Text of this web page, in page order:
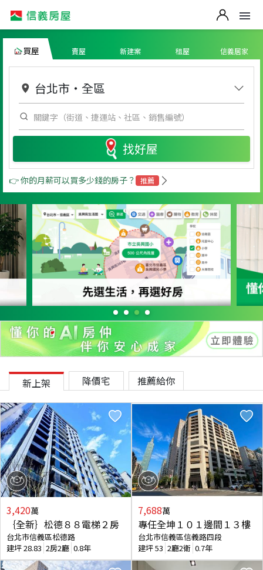
買屋 賣屋 新建案 租屋 信義居家
台北市 ・ 全區
找好屋
👉 你的月薪可以買多少錢的房子？ 推薦
新上架 降價宅 推薦給你
3,420萬
｛全新｝松德８８電梯２房
台北市信義區松德路
建坪28.83 2房2廳 0.8年
7,688萬
專任全坤１０１邊間１３樓
台北市信義區信義路四段
建坪53 2廳2衛 0.7年